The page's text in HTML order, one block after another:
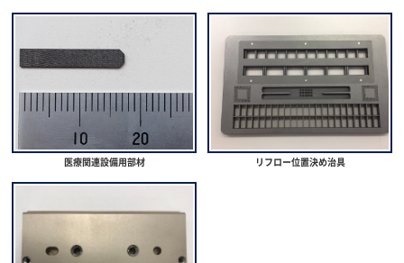
医療関連設備用部材 リフロー位置決め治具